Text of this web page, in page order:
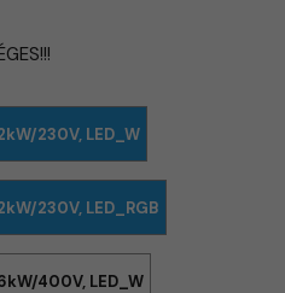
230V, LED_W
230V, LED_RGB
400V, LED_W